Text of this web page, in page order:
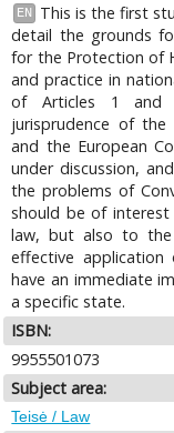
EN
This is the first
detail the grounds
for the Protection of
and practice in
of Articles 1 and
jurisprudence of the
and the European
under discussion,
the problems of
should be of
law, but also to the
effective
have an immediate
a specific state.
ISBN:
9955501073
Subject area:
Teisė / Law